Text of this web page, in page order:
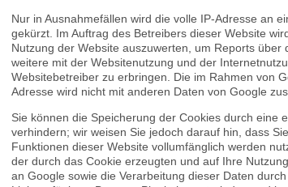
Nur in Ausnahmefällen wird die volle IP-Adresse an
gekürzt. Im Auftrag des Betreibers dieser Website
Nutzung der Website auszuwerten, um Reports
weitere mit der Websitenutzung und der
Websitebetreiber zu erbringen. Die im Rahmen von
Adresse wird nicht mit anderen Daten von Google
Sie können die Speicherung der Cookies durch eine
verhindern; wir weisen Sie jedoch darauf hin, dass
Funktionen dieser Website vollumfänglich werden
der durch das Cookie erzeugten und auf Ihre
an Google sowie die Verarbeitung dieser Daten